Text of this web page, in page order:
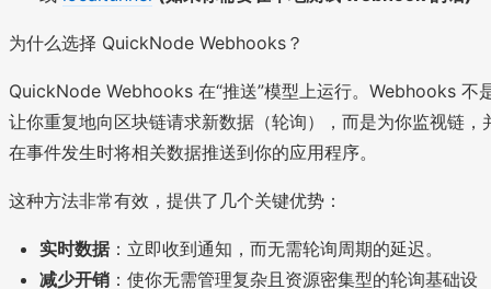
为什么选择 QuickNode Webhooks？
QuickNode Webhooks 在“推送”模型上运行。Webhooks 不
让你重复地向区块链请求新数据（轮询），而是为你监视链，
在事件发生时将相关数据推送到你的应用程序。
这种方法非常有效，提供了几个关键优势：
实时数据：立即收到通知，而无需轮询周期的延迟。
减少开销 ：使你无需管理复杂且资源密集型的轮询基础设